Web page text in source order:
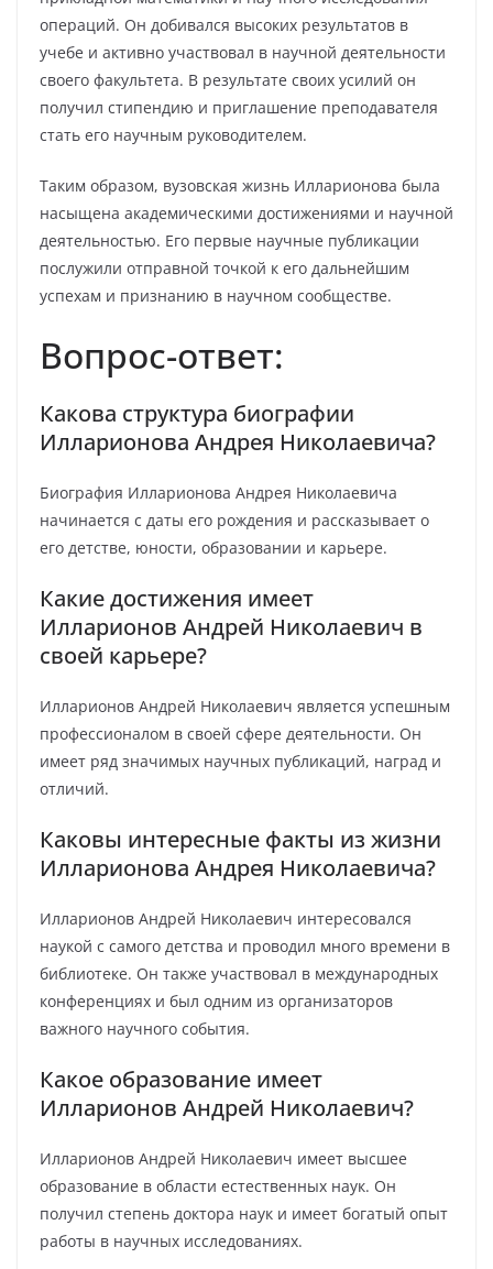
операций. Он добивался высоких результатов в
учебе и активно участвовал в научной деятельности
своего факультета. В результате своих усилий он
получил стипендию и приглашение преподавателя
стать его научным руководителем.
Таким образом, вузовская жизнь Илларионова была
насыщена академическими достижениями и научной
деятельностью. Его первые научные публикации
послужили отправной точкой к его дальнейшим
успехам и признанию в научном сообществе.
Вопрос-ответ:
Какова структура биографии
Илларионова Андрея Николаевича?
Биография Илларионова Андрея Николаевича
начинается с даты его рождения и рассказывает о
его детстве, юности, образовании и карьере.
Какие достижения имеет
Илларионов Андрей Николаевич в
своей карьере?
Илларионов Андрей Николаевич является успешным
профессионалом в своей сфере деятельности. Он
имеет ряд значимых научных публикаций, наград и
отличий.
Каковы интересные факты из жизни
Илларионова Андрея Николаевича?
Илларионов Андрей Николаевич интересовался
наукой с самого детства и проводил много времени в
библиотеке. Он также участвовал в международных
конференциях и был одним из организаторов
важного научного события.
Какое образование имеет
Илларионов Андрей Николаевич?
Илларионов Андрей Николаевич имеет высшее
образование в области естественных наук. Он
получил степень доктора наук и имеет богатый опыт
работы в научных исследованиях.